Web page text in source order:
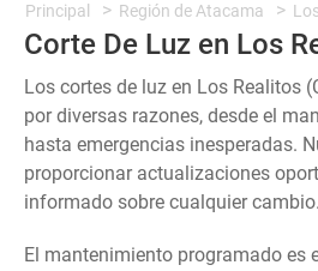
Principal Región de Atacama
Corte De Luz en Los
Los cortes de luz en Los Realitos
por diversas razones, desde el
hasta emergencias inesperadas.
proporcionar actualizaciones
informado sobre cualquier cambio.
El mantenimiento programado es